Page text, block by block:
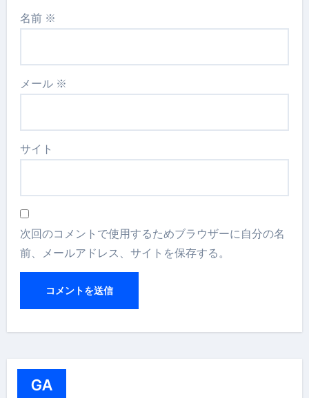
名前 ※
メール ※
サイト
次回のコメントで使用するためブラウザーに自分の名
前、メールアドレス、サイトを保存する。
GA